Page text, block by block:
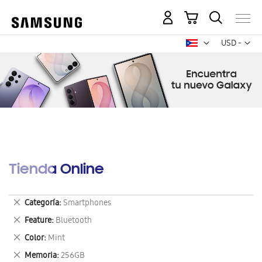
USD -
dólar
Mi carrito
Tienda Online
Categoría Smartphones
Eliminar
este
artículo
Feature Bluetooth
Eliminar
este
artículo
Color Mint
Eliminar
este
Memoria 256GB
Eliminar